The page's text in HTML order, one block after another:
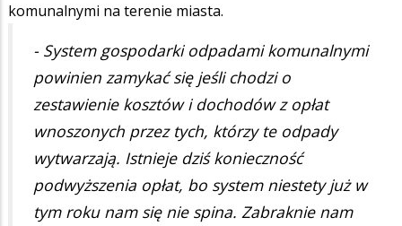
komunalnymi na terenie miasta.
- System gospodarki odpadami komunalnymi
powinien zamykać się jeśli chodzi o
zestawienie kosztów i dochodów z opłat
wnoszonych przez tych, którzy te odpady
wytwarzają. Istnieje dziś konieczność
podwyższenia opłat, bo system niestety już w
tym roku nam się nie spina. Zabraknie nam